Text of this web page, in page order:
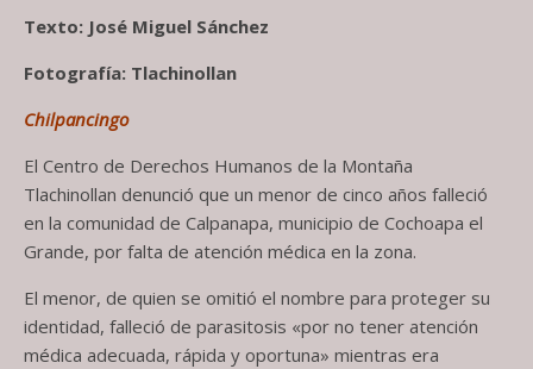
Texto: José Miguel Sánchez
Fotografía: Tlachinollan
Chilpancingo
El Centro de Derechos Humanos de la Montaña
Tlachinollan denunció que un menor de cinco años falleció
en la comunidad de Calpanapa, municipio de Cochoapa el
Grande, por falta de atención médica en la zona.
El menor, de quien se omitió el nombre para proteger su
identidad, falleció de parasitosis «por no tener atención
médica adecuada, rápida y oportuna» mientras era